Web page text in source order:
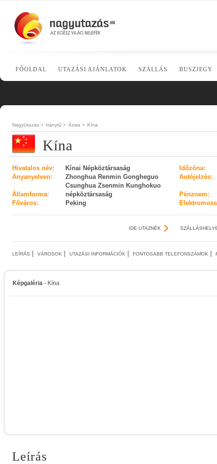
FŐOLDAL UTAZÁSI AJÁNLATOK SZÁLLÁS BUSZJEGY
NagyUtazás > Iránytű > Ázsia > Kína
Kína
Hivatalos név: Kínai Népköztársaság
Időzóna:
Anyanyelven:
Zhonghua Renmin Gongheguo
Csunghua Zsenmin Kunghokuo
Autójelzés:
Államforma: népköztársaság
Pénznem:
Főváros:
Peking
IDE UTAZNÉK
LEÍRÁS VÁROSOK UTAZÁSI INFORMÁCIÓK FONTOSABB TELEFONSZÁMOK
Képgaléria - Kína
Leírás